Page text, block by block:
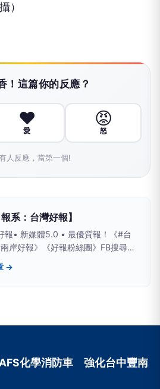
）
！這篇你的反應？
❤️
愛
😡
怒
人反應，當第一個!
系：台灣好報】
報• 新媒體5.0 • 最優質報！《#台
岸好報》《好報粉絲團》FB搜尋；
、LIFE新聞、yamnews、
到
→
化學消防車 強化台中豐南